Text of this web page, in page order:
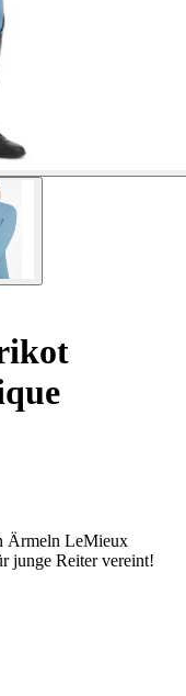
Ärmeln LeMieux
junge Reiter vereint!